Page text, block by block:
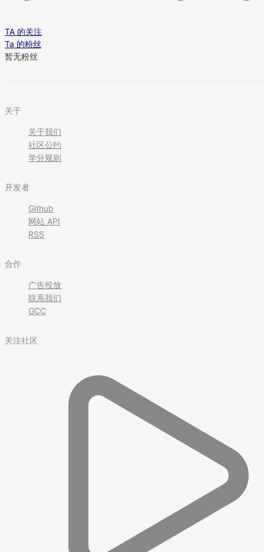
TA 的关注
Ta 的粉丝
暂无粉丝
关于
关于我们
社区公约
学分规则
开发者
Github
网站 API
RSS
合作
广告投放
联系我们
GCC
关注社区